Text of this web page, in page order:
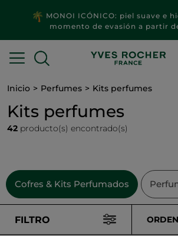
MONOI ICÓNICO: piel suave e
momento de evasión a partir
Inicio Perfumes Kits perfumes
Kits perfumes
42 producto(s) encontrado(s)
Cofres & Kits Perfumados
FILTRO